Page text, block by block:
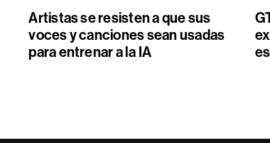
Artistas se resisten a que sus
voces y canciones sean usadas
para entrenar a la IA